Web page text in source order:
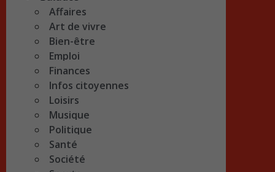
Affaires
Art de vivre
Bien-être
Emploi
Finances
Infos citoyennes
Loisirs
Musique
Politique
Santé
Société